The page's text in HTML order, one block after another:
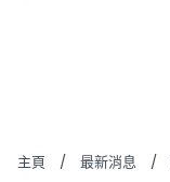
主頁 / 最新消息 /